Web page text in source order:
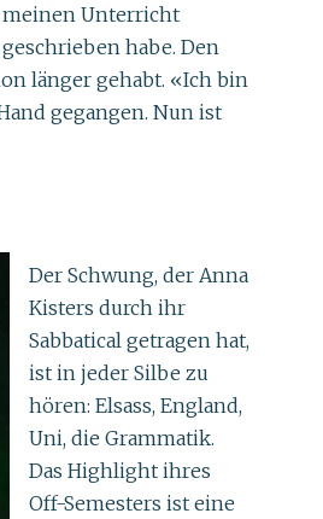
meinen Unterricht
habe. Den
länger gehabt. «Ich bin
gegangen. Nun ist
Der Schwung, der Anna
Kisters durch ihr
Sabbatical getragen hat,
ist in jeder Silbe zu
hören: Elsass, England,
Uni, die Grammatik.
Das Highlight ihres
Off-Semesters ist eine